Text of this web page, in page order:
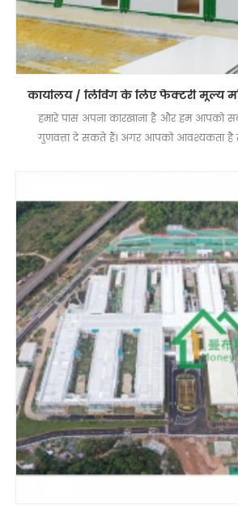
हमारे पास अपना कारखाना है और हम आपको
गुणवत्ता दे सकते हैं। अगर आपको आवश्यकता